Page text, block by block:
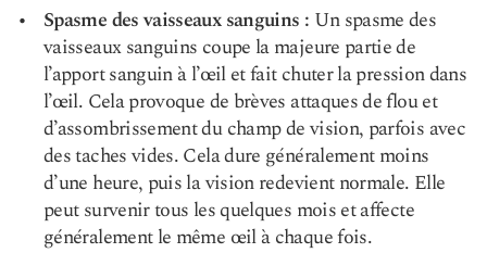
Spasme des vaisseaux sanguins : Un spasme des
vaisseaux sanguins coupe la majeure partie de
l’apport sanguin à l’œil et fait chuter la pression dans
l’œil. Cela provoque de brèves attaques de flou et
d’assombrissement du champ de vision, parfois avec
des taches vides. Cela dure généralement moins
d’une heure, puis la vision redevient normale. Elle
peut survenir tous les quelques mois et affecte
généralement le même œil à chaque fois.